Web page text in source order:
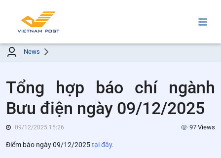
News
Tổng hợp báo chí ngành
Bưu điện ngày 09/12/2025
09/12/2025 15:26 97 Views
Điểm báo ngày 09/12/2025tại đây.